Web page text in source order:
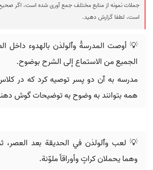
جملات نمونه از منابع مختلف جمع آوری شده است، اگر
است، لطفا گزارش دهید.
💡 أوصت المدرسةُ وٱلولدٰن بالهدوء داخل
الجميع من الاستماع إلى الشرح بوضوح.
مدرسه به آن دو پسر توصیه کرد که در
همه بتوانند به وضوح به توضیحات گوش
💡 لعب وٱلولدٰن في الحديقة بعد العصر،
وهما يحملان كراتٍ وأوراقاً ملوّنة.